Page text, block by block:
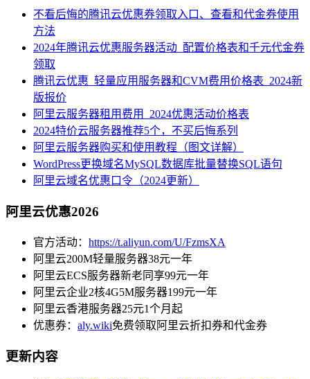
不看后悔的腾讯云优惠券领取入口、查看和代金券使用
方法
2024年腾讯云优惠服务器活动_配置价格表和千元代金券
领取
腾讯云优惠_轻量应用服务器和CVM费用价格表_2024新
版报价
阿里云服务器租用费用_2024优惠活动价格表
2024特价云服务器推荐5个，不买后悔系列
阿里云服务器购买和使用教程（图文详解）
WordPress更换域名MySQL数据库批量替换SQL语句
阿里云域名优惠口令（2024更新）
阿里云优惠2026
官方活动： https://t.aliyun.com/U/FzmsXA
阿里云200M轻量服务器38元一年
阿里云ECS服务器新老同享99元一年
阿里云企业2核4G5M服务器199元一年
阿里云香港服务器25元1个月起
优惠券： aly.wiki免费领取阿里云折扣券和代金券
更新内容